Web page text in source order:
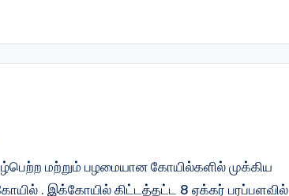
மற்றும் பழமையான கோயில்களில் முக்கிய
. இக்கோயில் கிட்டத்தட்ட 8 ஏக்கர் பரப்பளவில்